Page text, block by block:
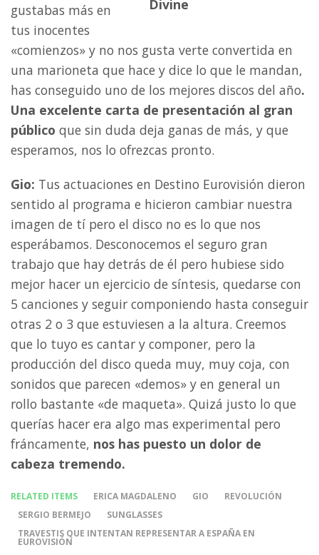
gustabas más en
tus inocentes
«comienzos» y no nos gusta verte convertida en
una marioneta que hace y dice lo que le mandan,
has conseguido uno de los mejores discos del año.
Una excelente carta de presentación al gran
público que sin duda deja ganas de más, y que
esperamos, nos lo ofrezcas pronto.
Gio: Tus actuaciones en Destino Eurovisión dieron
sentido al programa e hicieron cambiar nuestra
imagen de tí pero el disco no es lo que nos
esperábamos. Desconocemos el seguro gran
trabajo que hay detrás de él pero hubiese sido
mejor hacer un ejercicio de síntesis, quedarse con
5 canciones y seguir componiendo hasta conseguir
otras 2 o 3 que estuviesen a la altura. Creemos
que lo tuyo es cantar y componer, pero la
producción del disco queda muy, muy coja, con
sonidos que parecen «demos» y en general un
rollo bastante «de maqueta». Quizá justo lo que
querías hacer era algo mas experimental pero
fráncamente, nos has puesto un dolor de
cabeza tremendo.
RELATED ITEMS ERICA MAGDALENO GIO
REVOLUCIÓN
SERGIO BERMEJO
SUNGLASSES
TRAVESTIS QUE INTENTAN REPRESENTAR A ESPAÑA EN
EUROVISIÓN